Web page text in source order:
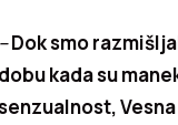
–Dok smo
dobu kada su